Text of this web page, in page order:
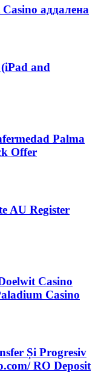
аддалена
and
Palma
Offer
AU Register
Casino
Casino
Și Progresiv
RO Deposit